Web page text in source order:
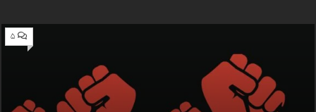
۵